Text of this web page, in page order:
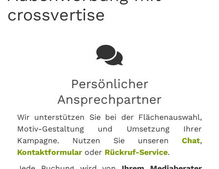
crossvertise
Persönlicher
Ansprechpartner
Wir unterstützen Sie bei der Flächenauswahl,
Motiv-Gestaltung und Umsetzung Ihrer
Kampagne. Nutzen Sie unseren Chat,
Kontaktformular oder Rückruf-Service.